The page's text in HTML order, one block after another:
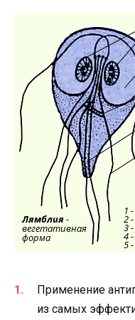
Применение
из самых